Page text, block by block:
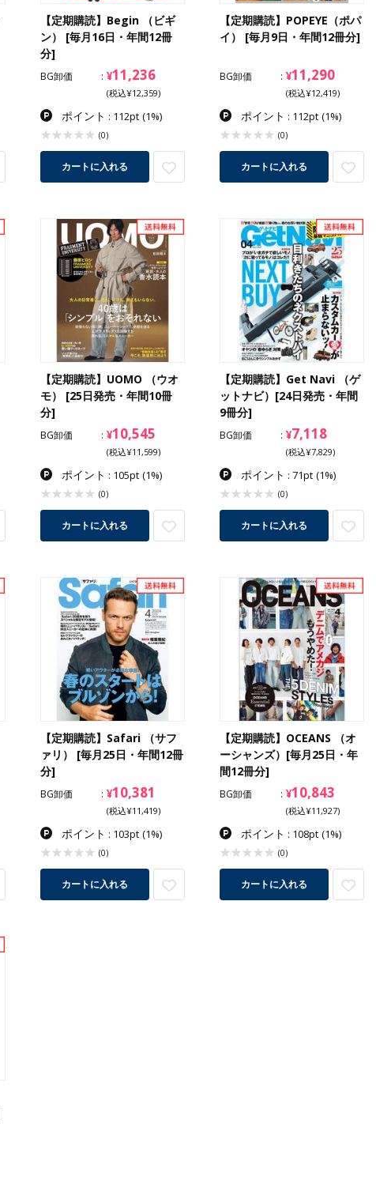
【定期購読】Begin （ビギ
ン） [毎月16日・年間12冊
分]
BG卸価 ¥11,236
(税込¥12,359)
ポイント : 112pt (1%)
(0)
カートに入れる
【定期購読】POPEYE（ポパ
イ） [毎月9日・年間12冊分]
BG卸価 ¥11,290
(税込¥12,419)
ポイント : 112pt (1%)
(0)
カートに入れる
【定期購読】UOMO （ウオ
モ） [25日発売・年間10冊
分]
BG卸価 ¥10,545
(税込¥11,599)
ポイント : 105pt (1%)
(0)
カートに入れる
【定期購読】Get Navi （ゲ
ットナビ）[24日発売・年間
9冊分]
BG卸価 ¥7,118
(税込¥7,829)
ポイント : 71pt (1%)
(0)
カートに入れる
【定期購読】Safari （サフ
ァリ） [毎月25日・年間12冊
分]
BG卸価 ¥10,381
(税込¥11,419)
ポイント : 103pt (1%)
(0)
カートに入れる
【定期購読】OCEANS （オ
ーシャンズ）[毎月25日・年
間12冊分]
BG卸価 ¥10,843
(税込¥11,927)
ポイント : 108pt (1%)
(0)
カートに入れる